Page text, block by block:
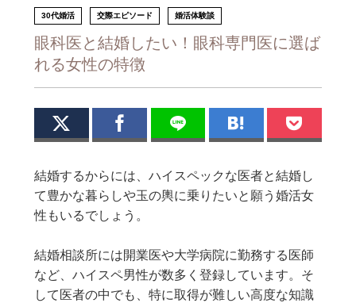
30代婚活 交際エピソード 婚活体験談
眼科医と結婚したい！眼科専門医に選ば
れる女性の特徴
結婚するからには、ハイスペックな医者と結婚し
て豊かな暮らしや玉の輿に乗りたいと願う婚活女
性もいるでしょう。
結婚相談所には開業医や大学病院に勤務する医師
など、ハイスペ男性が数多く登録しています。そ
して医者の中でも、特に取得が難しい高度な知識